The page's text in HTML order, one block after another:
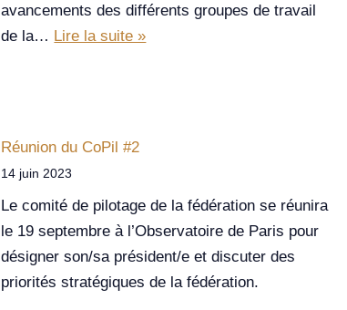
avancements des différents groupes de travail
de la… Lire la suite »
Réunion du CoPil #2
14 juin 2023
Le comité de pilotage de la fédération se réunira
le 19 septembre à l’Observatoire de Paris pour
désigner son/sa président/e et discuter des
priorités stratégiques de la fédération.